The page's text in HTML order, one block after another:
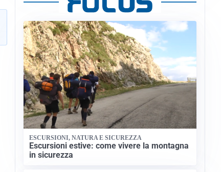
ESCURSIONI, NATURA E SICUREZZA
Escursioni estive: come vivere la montagna
in sicurezza